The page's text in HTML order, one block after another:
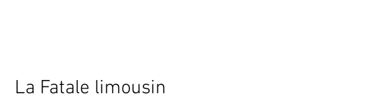
La Fatale limousin